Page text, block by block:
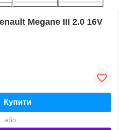
Megane III 2.0 16V
Купити
або